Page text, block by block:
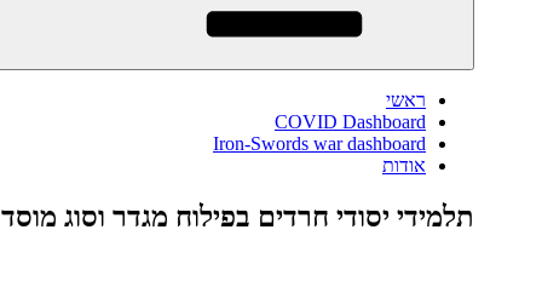
ראשי
COVID Dashboard
Iron-Swords war dashboard
אודות
תלמידי יסודי חרדים בפילוח מגדר וסוג מוסד